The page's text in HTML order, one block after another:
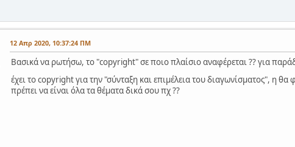
12 Απρ 2020, 10:37:24 ΠΜ
Βασικά να ρωτήσω, το "copyright" σε ποιο πλαίσιο αναφέρεται ?? για
έχει το copyright για την "σύνταξη και επιμέλεια του διαγωνίσματος", η
πρέπει να είναι όλα τα θέματα δικά σου πχ ??